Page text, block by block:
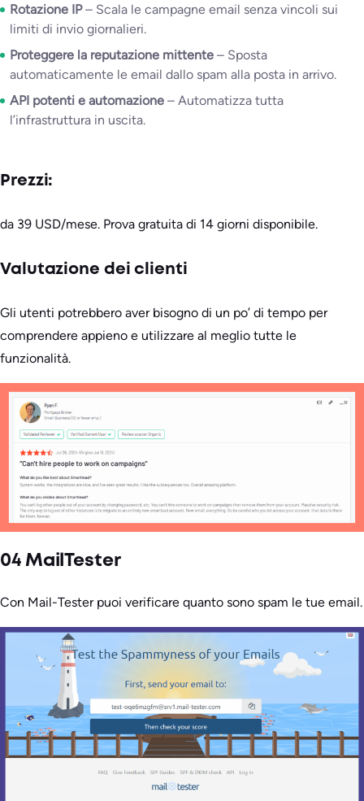
Rotazione IP– Scala le campagne email senza vincoli sui
limiti di invio giornalieri.
Proteggere la reputazione mittente – Sposta
automaticamente le email dallo spam alla posta in arrivo.
API potenti e automazione – Automatizza tutta
l’infrastruttura in uscita.
Prezzi:
da 39 USD/mese. Prova gratuita di 14 giorni disponibile.
Valutazione dei clienti
Gli utenti potrebbero aver bisogno di un po’ di tempo per
comprendere appieno e utilizzare al meglio tutte le
funzionalità.
04 MailTester
Con Mail-Tester puoi verificare quanto sono spam le tue email.